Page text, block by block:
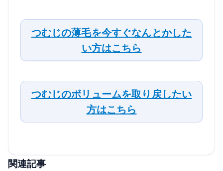
つむじの薄毛を今すぐなんとかした
い方はこちら
つむじのボリュームを取り戻したい
方はこちら
関連記事